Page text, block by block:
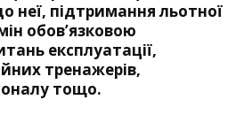
неї, підтримання льотної
обов’язковою
експлуатації,
тренажерів,
тощо.